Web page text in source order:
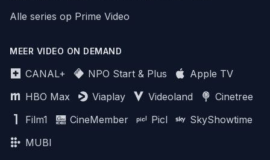
Alle series op Prime Video
MEER VIDEO ON DEMAND
CANAL+ NPO Start & Plus
Apple TV
HBO Max
Viaplay Videoland
Cinetree
Film1
CineMember Picl
SkyShowtime
MUBI